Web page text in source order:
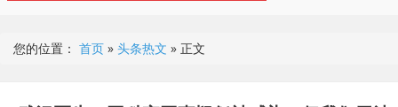
您的位置： 首页 » 头条热文 » 正文